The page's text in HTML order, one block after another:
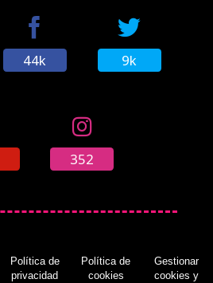
44k 9k
352
Política de
privacidad
Política de
cookies
Gestionar
cookies y